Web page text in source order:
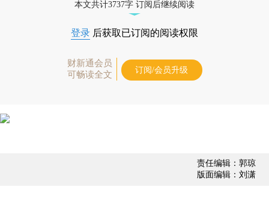
本文共计3737字 订阅后继续阅读
登录 后获取已订阅的阅读权限
财新通会员
可畅读全文
订阅/会员升级
责任编辑：郭琼
版面编辑：刘潇